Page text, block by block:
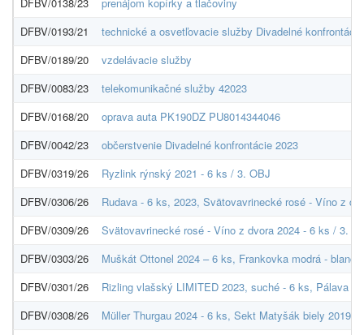
DFBV/0193/21
technické a osvetľovacie služby Divadelné
DFBV/0189/20
vzdelávacie služby
DFBV/0083/23
telekomunikačné služby 42023
DFBV/0168/20
oprava auta PK190DZ PU8014344046
DFBV/0042/23
občerstvenie Divadelné konfrontácie 2023
DFBV/0319/26
Ryzlink rýnský 2021 - 6 ks / 3. OBJ
DFBV/0306/26
Rudava - 6 ks, 2023, Svätovavrinecké rosé - Víno z
DFBV/0309/26
Svätovavrinecké rosé - Víno z dvora 2024 - 6 ks / 3.
DFBV/0303/26
Muškát Ottonel 2024 – 6 ks, Frankovka modrá -
DFBV/0301/26
Rizling vlašský LIMITED 2023, suché - 6 ks, Pálava
DFBV/0308/26
Müller Thurgau 2024 - 6 ks, Sekt Matyšák biely 2019 -